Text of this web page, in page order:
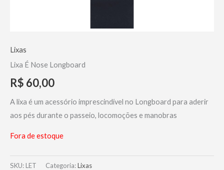
Lixas
Lixa É Nose Longboard
R$ 60,00
A lixa é um acessório imprescindível no Longboard para aderir
aos pés durante o passeio, locomoções e manobras
Fora de estoque
SKU: LET Categoria:Lixas